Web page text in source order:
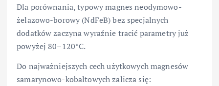
Dla porównania, typowy magnes neodymowo-
żelazowo-borowy (NdFeB) bez specjalnych
dodatków zaczyna wyraźnie tracić parametry już
powyżej 80–120°C.
Do najważniejszych cech użytkowych magnesów
samarynowo-kobaltowych zalicza się: